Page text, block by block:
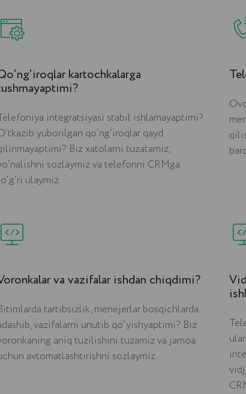
kartochkalarga
integratsiyasi stabil ishlamayaptimi?
yuborilgan qo‘ng‘iroqlar qayd
Biz xatolarni tuzatamiz,
sozlaymiz va telefonni CRMga
ulaymiz.
va vazifalar ishdan chiqdimi?
tartibsizlik, menejerlar bosqichlarda
vazifalarni unutib qo‘yishyaptimi? Biz
aniq tuzilishini tuzamiz va jamoa
avtomatlashtirishni sozlaymiz.